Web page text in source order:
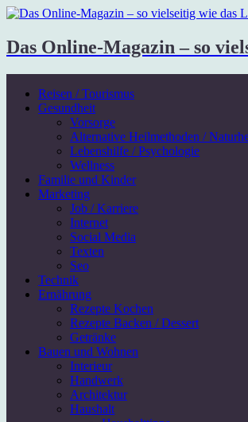
Das Online-Magazin – so
Reisen / Tourismus
Gesundheit
Vorsorge
Alternative Heilmethoden /
Lebenshilfe / Psychologie
Wellness
Familie und Kinder
Marketing
Job / Karriere
Internet
Social Media
Texten
Seo
Technik
Ernährung
Rezepte Kochen
Rezepte Backen / Dessert
Getränke
Bauen und Wohnen
Interieur
Handwerk
Architektur
Haushalt